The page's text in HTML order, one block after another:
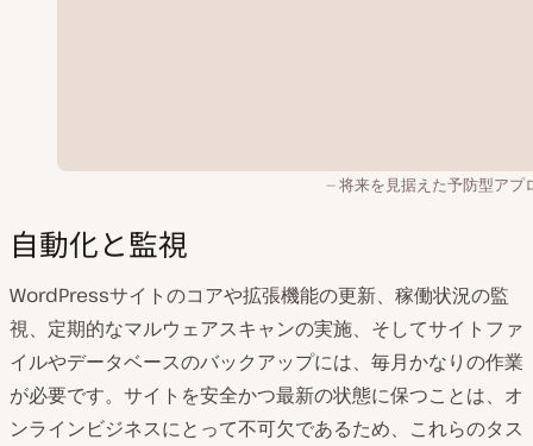
将来を見据えた予防型アプ
自動化と監視
WordPressサイトのコアや拡張機能の更新、稼働状況の監
視、定期的なマルウェアスキャンの実施、そしてサイトファ
イルやデータベースのバックアップには、毎月かなりの作業
が必要です。サイトを安全かつ最新の状態に保つことは、オ
ンラインビジネスにとって不可欠であるため、これらのタス